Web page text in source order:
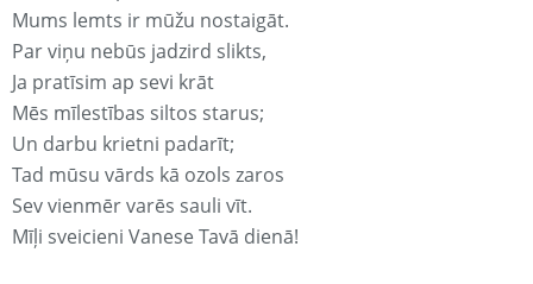
Mums lemts ir mūžu nostaigāt.
Par viņu nebūs jadzird slikts,
Ja pratīsim ap sevi krāt
Mēs mīlestības siltos starus;
Un darbu krietni padarīt;
Tad mūsu vārds kā ozols zaros
Sev vienmēr varēs sauli vīt.
Mīļi sveicieni Vanese Tavā dienā!